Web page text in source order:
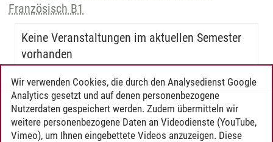
Französisch B1
Keine Veranstaltungen im aktuellen Semester
vorhanden
Timo Leder/30.06.2024
Wir verwenden Cookies, die durch den Analysedienst Google
Analytics gesetzt und auf denen personenbezogene
Nutzerdaten gespeichert werden. Zudem übermitteln wir
weitere personenbezogene Daten an Videodienste (YouTube,
Vimeo), um Ihnen eingebettete Videos anzuzeigen. Diese